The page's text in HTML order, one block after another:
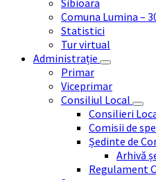
Sibioara
Comuna Lumina –
Statistici
Tur virtual
Administrație
Primar
Viceprimar
Consiliul Local
Consilieri
Comisii de
Ședinte de
Arhivă
Regulament